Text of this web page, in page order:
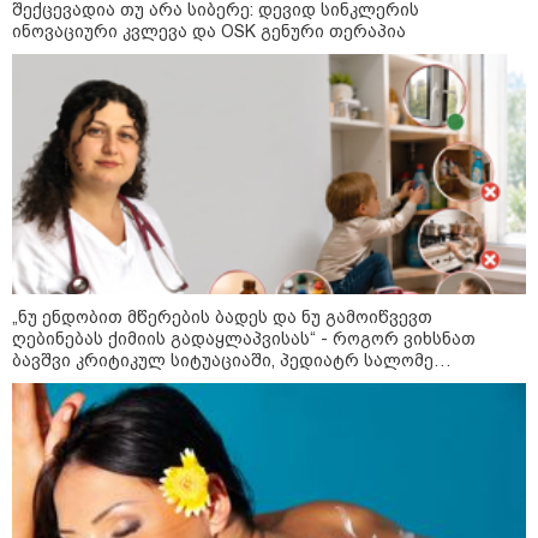
09:00 / 07-08-2026
18 წელი აგვისტოს ომიდან - ტრაგიკული
მოვლენების ქრონოლოგია, რომელიც
შესაძლოა, აღარ გვახსოვს
22:28 / 07-08-2026
სად იზღუდება მოძრაობა -
შექცევადია თუ არა სიბერე: დევიდ სინკლერის
ინოვაციური კვლევა და OSK გენური თერაპია
„ნუ ენდობით მწერების ბადეს და ნუ გამოიწვევთ
ღებინებას ქიმიის გადაყლაპვისას“ - როგორ ვიხსნათ
ბავშვი კრიტიკულ სიტუაციაში, პედიატრ სალომე
ახვლედიანის რჩევები